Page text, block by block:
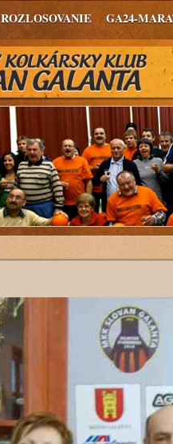
ROZLOSOVANIE GA24-